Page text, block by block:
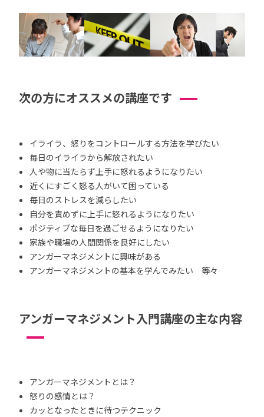
次の方にオススメの講座です
イライラ、怒りをコントロールする方法を学びたい
毎日のイライラから解放されたい
人や物に当たらず上手に怒れるようになりたい
近くにすごく怒る人がいて困っている
毎日のストレスを減らしたい
自分を責めずに上手に怒れるようになりたい
ポジティブな毎日を過ごせるようになりたい
家族や職場の人間関係を良好にしたい
アンガーマネジメントに興味がある
アンガーマネジメントの基本を学んでみたい 等々
アンガーマネジメント入門講座の主な内容
アンガーマネジメントとは？
怒りの感情とは？
カッとなったときに待つテクニック